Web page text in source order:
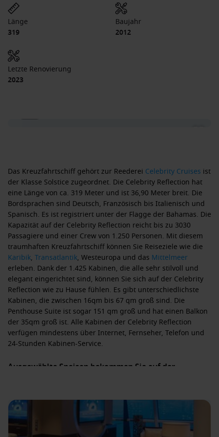
Länge
319
Baujahr
2012
Letzte Renovierung
2023
Das Kreuzfahrtschiff gehört zur Reederei Celebrity Cruises ist
der Klasse Solstice zugeordnet. Die Celebrity Reflection hat
eine Länge von ca. 319 Meter und ist 36,90 Meter breit. Die
Bordsprachen sind Deutsch, Französisch bis Italienisch und
Spanisch. Es ist registriert unter der Flagge der Bahamas. Die
Kapazität auf der Celebrity Reflection reicht bis zu 3030
Passagiere und einer Crew von 1.250 Personen. Mit diesem
traumhaften Kreuzfahrtschiff können Sie Reiseziele wie die
Karibik, Transatlantik, Westeuropa und das Mittelmeer
erleben. Dank der 1.425 Kabinen, die alle sehr stilvoll und
elegant eingerichtet sind, können Sie sich auf der Celebrity
Reflection wie zu Hause fühlen. Es gibt unterschiedlichste
Kabinen, die zwischen 16qm bis 67 qm groß sind. Die
Penthouse Suite ist sogar 151 qm groß und hat einen Balkon
der 35qm groß ist. Alle Kabinen der Celebrity Reflection
verfügen mindestens über Internet, Fernseher, Telefon und
24-Stunden Kabinen-Service.
Ausgewählte Speisen bekommen Sie auf der
Speisen in einem der
9 Restaurants
. Es ein Hauptrestaurant,
der Main Dining Room , einBuffetrestaurant
Café
und noch zwei Bistros, dasBistro on Fiveund der Mast